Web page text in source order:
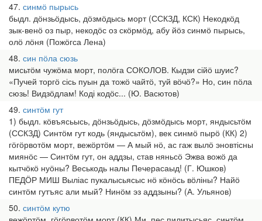
47 синмӧ пырысь
быдл. дӧнзьӧдысь, дӧзмӧдысь морт (ССКЗД, КСК) Некодкӧд
зык-венӧ оз пыр, некодӧс оз скӧрмӧд, абу йӧз синмӧ пырысь,
олӧ лӧня (Пожӧгса Лена)
48 син пӧла сюзь
мисьтӧм чужӧма морт, полӧга СОКОЛОВ. Кыдзи сійӧ шуис?
«Пучей торгӧ сісь пуын да тожӧ чайтӧ, туй вӧчӧ?» Но, син пӧла
сюзь! Видзӧдлам! Коді кодӧс... (Ю. Васютов)
49 синтӧм гут
1) быдл. кӧвъясьысь, дӧнзьӧдысь, дӧзмӧдысь морт, яндысьтӧм
(ССКЗД) Синтӧм гут кодь (яндысьтӧм), век синмӧ пырӧ (КК) 2)
гӧгӧрвотӧм морт, вежӧртӧм — А мый нӧ, ас гаж вылӧ эновтісны
миянӧс — Синтӧм гут, он аддзы, став няньсӧ Эжва вожӧ да
кытчӧкӧ нуӧны? Веськодь налы Печерасаыд! (Г. Юшков)
ПЕДӦР МИШ Выліас пукалысьясыс нӧ кӧнӧсь вӧліны? Найӧ
синтӧм гутъяс али мый? Нинӧм эз аддзыны? (А. Ульянов)
50 синтӧм кутю